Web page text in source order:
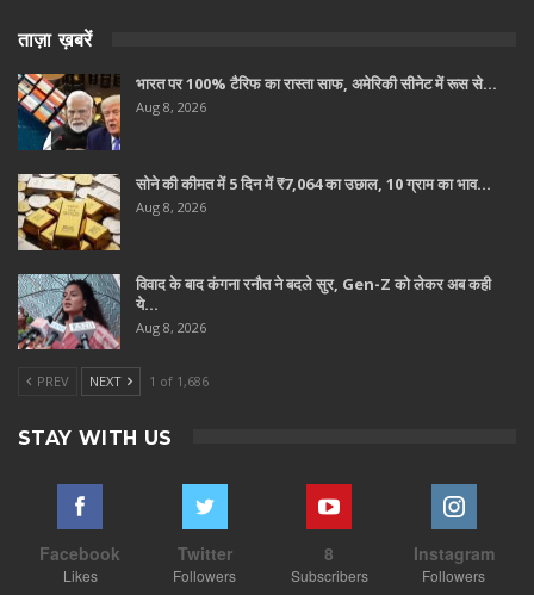
ताज़ा ख़बरें
भारत पर 100% टैरिफ का रास्ता साफ, अमेरिकी सीनेट में रूस से…
Aug 8, 2026
सोने की कीमत में 5 दिन में ₹7,064 का उछाल, 10 ग्राम का भाव…
Aug 8, 2026
विवाद के बाद कंगना रनौत ने बदले सुर, Gen-Z को लेकर अब कही
ये…
Aug 8, 2026
PREV NEXT 1 of 1,686
STAY WITH US
Facebook
Likes
Twitter
Followers
8
Subscribers
Instagram
Followers